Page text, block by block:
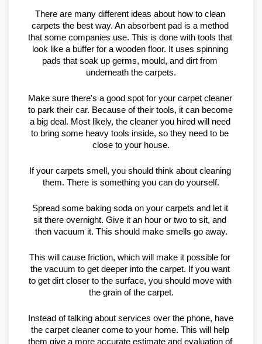
There are many different ideas about how to clean
carpets the best way. An absorbent pad is a method
that some companies use. This is done with tools that
look like a buffer for a wooden floor. It uses spinning
pads that soak up germs, mould, and dirt from
underneath the carpets.
Make sure there's a good spot for your carpet cleaner
to park their car. Because of their tools, it can become
a big deal. Most likely, the cleaner you hired will need
to bring some heavy tools inside, so they need to be
close to your house.
If your carpets smell, you should think about cleaning
them. There is something you can do yourself.
Spread some baking soda on your carpets and let it
sit there overnight. Give it an hour or two to sit, and
then vacuum it. This should make smells go away.
This will cause friction, which will make it possible for
the vacuum to get deeper into the carpet. If you want
to get dirt closer to the surface, you should move with
the grain of the carpet.
Instead of talking about services over the phone, have
the carpet cleaner come to your home. This will help
them give a more accurate estimate and evaluation of